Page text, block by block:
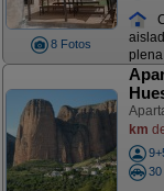
8 Fotos
plena
km
30